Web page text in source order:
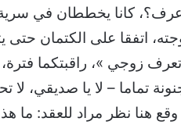
كانا يخططان في سرية
اتفقا على الكتمان حتى
زوجي »، راقبتكما
تماما – لا يا صديقي،
هنا نظر مراد للعقد: ما